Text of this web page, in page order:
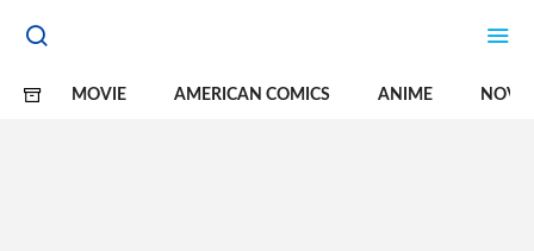
MOVIE AMERICAN COMICS ANIME